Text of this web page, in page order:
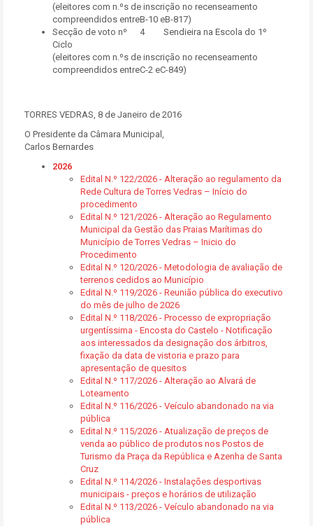
(eleitores com n.ºs de inscrição no recenseamento
compreendidos entreB-10 eB-817)
Secção de voto nº 4 Sendieira na Escola do 1º
Ciclo
(eleitores com n.ºs de inscrição no recenseamento
compreendidos entreC-2 eC-849)
TORRES VEDRAS, 8 de Janeiro de 2016
O Presidente da Câmara Municipal,
Carlos Bernardes
2026
Edital N.º 122/2026 - Alteração ao regulamento da
Rede Cultura de Torres Vedras – Início do
procedimento
Edital N.º 121/2026 - Alteração ao Regulamento
Municipal da Gestão das Praias Marítimas do
Município de Torres Vedras – Inicio do
Procedimento
Edital N.º 120/2026 - Metodologia de avaliação de
terrenos cedidos ao Município
Edital N.º 119/2026 - Reunião pública do executivo
do mês de julho de 2026
Edital N.º 118/2026 - Processo de expropriação
urgentíssima - Encosta do Castelo - Notificação
aos interessados da designação dos árbitros,
fixação da data de vistoria e prazo para
apresentação de quesitos
Edital N.º 117/2026 - Alteração ao Alvará de
Loteamento
Edital N.º 116/2026 - Veículo abandonado na via
pública
Edital N.º 115/2026 - Atualização de preços de
venda ao público de produtos nos Postos de
Turismo da Praça da República e Azenha de Santa
Cruz
Edital N.º 114/2026 - Instalações desportivas
municipais - preços e horários de utilização
Edital N.º 113/2026 - Veículo abandonado na via
pública